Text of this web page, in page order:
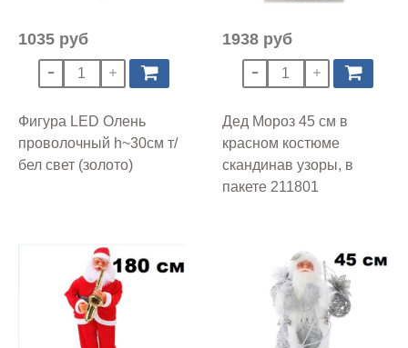
1035 руб
Фигура LED Олень
проволочный h~30см т/
бел свет (золото)
1938 руб
Дед Мороз 45 см в
красном костюме
скандинав узоры, в
пакете 211801